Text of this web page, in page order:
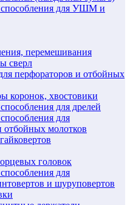
для УШМ и
перемешивания
сверл
перфораторов и отбойных
коронок, хвостовики
для дрелей
для
отбойных молотков
головок
для
и шуруповертов